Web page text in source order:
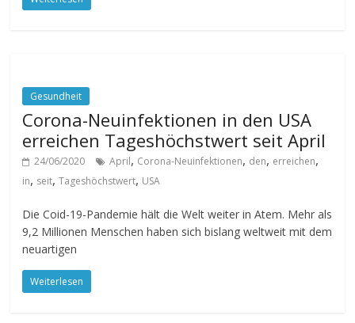
Gesundheit
Corona-Neuinfektionen in den USA
erreichen Tageshöchstwert seit April
24/06/2020 April, Corona-Neuinfektionen, den, erreichen,
in, seit,Tageshöchstwert, USA
Die Coid-19-Pandemie hält die Welt weiter in Atem. Mehr als
9,2 Millionen Menschen haben sich bislang weltweit mit dem
neuartigen
Weiterlesen